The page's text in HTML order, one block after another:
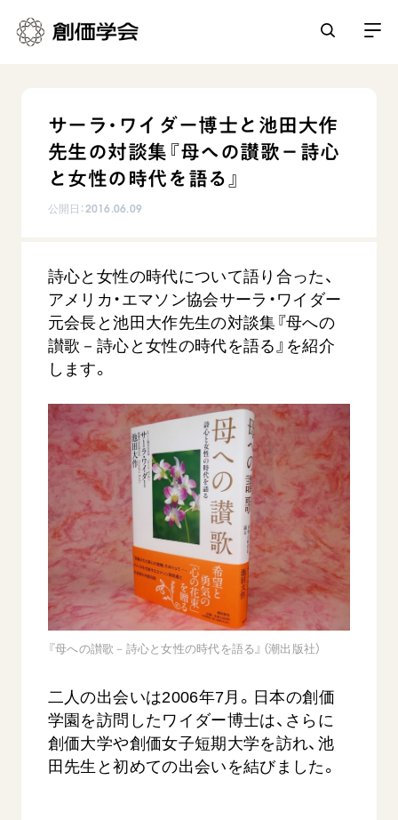
人間革命
自他共の幸福
祈り
日蓮大聖人の仏法（教学入門）
釈尊～法華経
日蓮大聖人
初代会長・牧口常三郎先生
第2代会長・戸田城聖先生
第3代会長・池田大作先生
日常の活動
仏法を語る
主な行事
年間の活動について
友人葬
彼岸
平和・文化・教育
核兵器の廃絶に向け連帯を拡大
「人権文化」「ジェンダー平等」を促進
「持続可能な開発目標（SDGs）」の取り組み
人道支援
音楽活動
展示活動
教育本部の活動
図書贈呈
世界の創価学会
各国ウェブサイト
世界の創価学会の歴史
基本情報
創価学会 会憲
創価学会 社会憲章
組織・機構
会長・理事長・各部長の紹介
沿革
略年表
入会について
関連団体
会員サポート
座談会御書ｅ講義
小説『新・人間革命』『人間革命』要旨
御書検索［新版］
関連リンク
創価学会総本部
墓地公園・納骨堂
聖教電子版
聖教ブックストア
soka youth media
Soka Gakkai グローバルサイト
SGIピースサイト
ご意見
ご利用にあたって
SOKA PICKS すべて見る
サーラ・ワイダー博士と池田大作
先生の対談集『母への讃歌－詩心
と女性の時代を語る』
公開日：2016.06.09
詩心と女性の時代について語り合った、
アメリカ・エマソン協会サーラ・ワイダー
元会長と池田大作先生の対談集『母への
讃歌－詩心と女性の時代を語る』を紹介
します。
『母への讃歌－詩心と女性の時代を語る』（潮出版社）
二人の出会いは2006年7月。日本の創価
学園を訪問したワイダー博士は、さらに
創価大学や創価女子短期大学を訪れ、池
田先生と初めての出会いを結びました。